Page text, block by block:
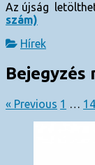
Az újság
szám)
Hírek
Bejegyzés
« Previous 1 … 14